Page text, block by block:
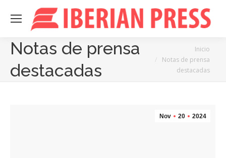
Notas de prensa
destacadas
Inicio
Notas de prensa
destacadas
Nov 20 2024